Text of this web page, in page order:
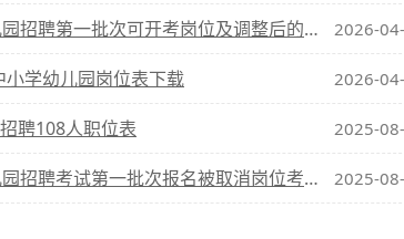
次可开考岗位及调整后的第二批次岗位计划公告 2026-
学幼儿园岗位表下载 2026-
聘108人职位表 2025-
试第一批次报名被取消岗位考生改报岗位公告 2025-